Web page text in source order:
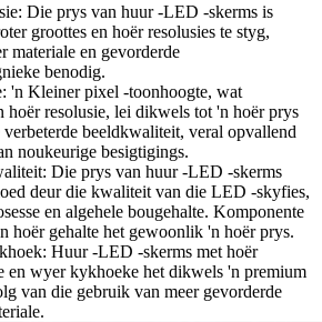
Die prys van huur -LED -skerms is
groottes en hoër resolusies te styg,
materiale en gevorderde
benodig.
'n Kleiner pixel -toonhoogte, wat
hoër resolusie, lei dikwels tot 'n hoër prys
beeldkwaliteit, veral opvallend
noukeurige besigtigings.
Die prys van huur -LED -skerms
deur die kwaliteit van die LED -skyfies,
en algehele bougehalte. Komponente
hoër gehalte het gewoonlik 'n hoër prys.
Huur -LED -skerms met hoër
en wyer kykhoeke het dikwels 'n premium
van die gebruik van meer gevorderde